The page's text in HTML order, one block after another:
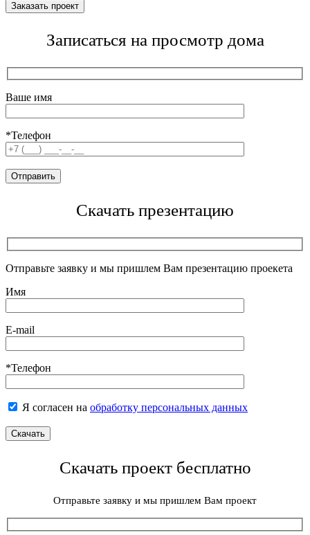
Записаться на просмотр дома
Ваше имя
*Телефон
Скачать презентацию
Отправьте заявку и мы пришлем Вам презентацию проекета
Имя
E-mail
*Телефон
Я согласен на обработку персональных данных
Скачать проект бесплатно
Отправьте заявку и мы пришлем Вам проект